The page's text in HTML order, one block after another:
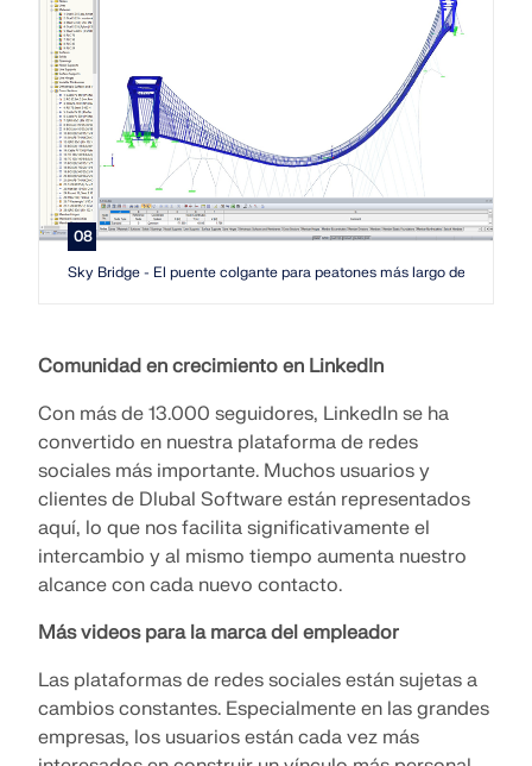
08
Sky Bridge - El puente colgante para peatones más largo del mundo
Comunidad en crecimiento en LinkedIn
Con más de 13.000 seguidores, LinkedIn se ha
convertido en nuestra plataforma de redes
sociales más importante. Muchos usuarios y
clientes de Dlubal Software están representados
aquí, lo que nos facilita significativamente el
intercambio y al mismo tiempo aumenta nuestro
alcance con cada nuevo contacto.
Más videos para la marca del empleador
Las plataformas de redes sociales están sujetas a
cambios constantes. Especialmente en las grandes
empresas, los usuarios están cada vez más